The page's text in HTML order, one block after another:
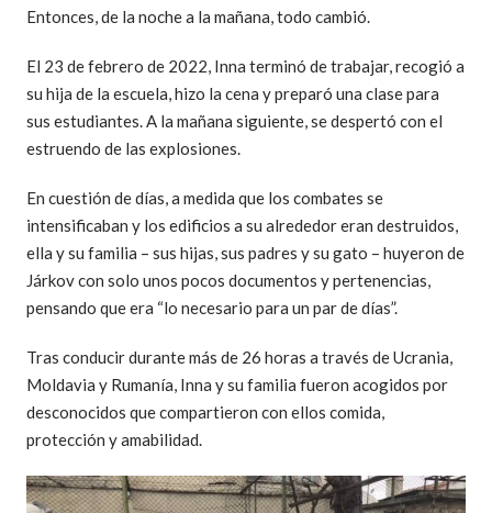
Entonces, de la noche a la mañana, todo cambió.
El 23 de febrero de 2022, Inna terminó de trabajar, recogió a
su hija de la escuela, hizo la cena y preparó una clase para
sus estudiantes. A la mañana siguiente, se despertó con el
estruendo de las explosiones.
En cuestión de días, a medida que los combates se
intensificaban y los edificios a su alrededor eran destruidos,
ella y su familia – sus hijas, sus padres y su gato – huyeron de
Járkov con solo unos pocos documentos y pertenencias,
pensando que era “lo necesario para un par de días”.
Tras conducir durante más de 26 horas a través de Ucrania,
Moldavia y Rumanía, Inna y su familia fueron acogidos por
desconocidos que compartieron con ellos comida,
protección y amabilidad.